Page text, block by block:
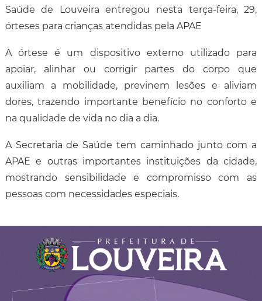
Saúde de Louveira entregou nesta terça-feira, 29,
órteses para crianças atendidas pela APAE
A órtese é um dispositivo externo utilizado para
apoiar, alinhar ou corrigir partes do corpo que
auxiliam a mobilidade, previnem lesões e aliviam
dores, trazendo importante benefício no conforto e
na qualidade de vida no dia a dia.
A Secretaria de Saúde tem caminhado junto com a
APAE e outras importantes instituições da cidade,
mostrando sensibilidade e compromisso com as
pessoas com necessidades especiais.